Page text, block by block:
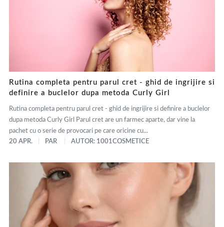
Rutina completa pentru parul cret - ghid de ingrijire si
definire a buclelor dupa metoda Curly Girl
Rutina completa pentru parul cret - ghid de ingrijire si definire a buclelor
dupa metoda Curly Girl Parul cret are un farmec aparte, dar vine la
pachet cu o serie de provocari pe care oricine cu...
20 APR.
PAR AUTOR: 1001COSMETICE